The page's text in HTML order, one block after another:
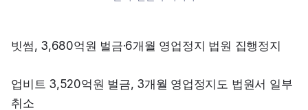
빗썸, 3,680억원 벌금·6개월 영업정지 법원 집행정지
업비트 3,520억원 벌금, 3개월 영업정지도 법원서 일부
취소